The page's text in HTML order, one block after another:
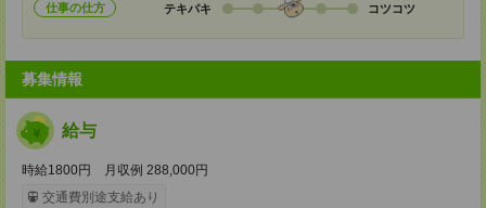
仕事の仕方 テキパキ コツコツ
募集情報
給与
時給1800円 月収例 288,000円
交通費別途支給あり